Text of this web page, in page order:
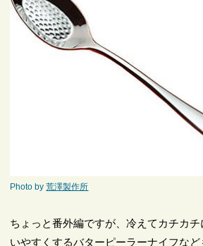
Photo by荒澤製作所
ちょっと番外編ですが、冷えてカチカ
いやすくするバターピーラーナイフなど